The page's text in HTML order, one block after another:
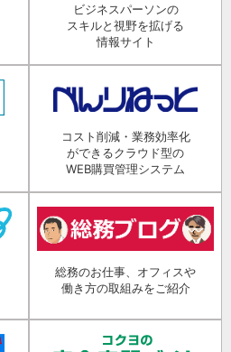
ビジネスパーソンの
スキルと視野を拡げる
情報サイト
コスト削減・業務効率化
ができるクラウド型の
WEB購買管理システム
総務のお仕事、オフィスや
働き方の取組みをご紹介